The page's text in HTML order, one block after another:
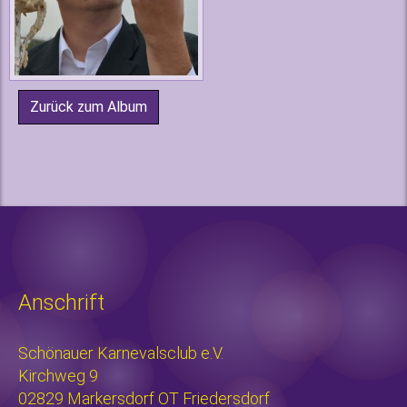
Zurück zum Album
Anschrift
Schönauer Karnevalsclub e.V.
Kirchweg 9
02829 Markersdorf OT Friedersdorf